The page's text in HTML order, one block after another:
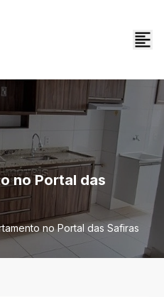
no Portal das
no Portal das Safiras